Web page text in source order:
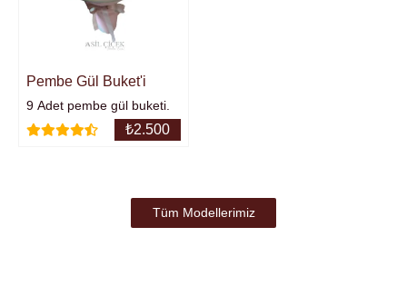
Pembe Gül Buket'i
9 Adet pembe gül buketi.
₺2.500
Tüm Modellerimiz